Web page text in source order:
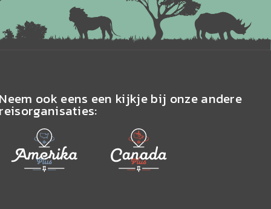
ook eens een kijkje bij onze andere